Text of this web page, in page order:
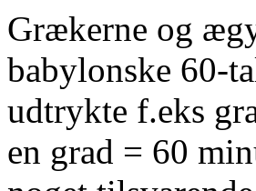
Grækerne og
babylonske 60-
udtrykte f.eks
en grad = 60